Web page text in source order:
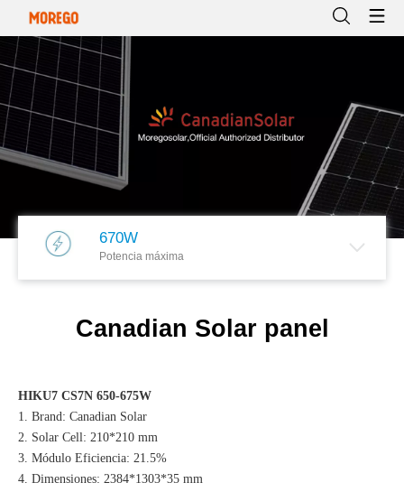
670W
Potencia máxima
Canadian Solar panel
HIKU7 CS7N 650-675W
1. Brand: Canadian Solar
2. Solar Cell: 210*210 mm
3. Módulo Eficiencia: 21.5%
4. Dimensiones: 2384*1303*35 mm